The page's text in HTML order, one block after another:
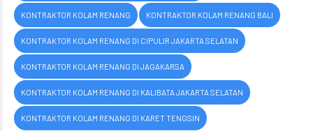
KONTRAKTOR KOLAM RENANG KONTRAKTOR KOLAM RENANG BALI
KONTRAKTOR KOLAM RENANG DI CIPULIR JAKARTA SELATAN
KONTRAKTOR KOLAM RENANG DI JAGAKARSA
KONTRAKTOR KOLAM RENANG DI KALIBATA JAKARTA SELATAN
KONTRAKTOR KOLAM RENANG DI KARET TENGSIN